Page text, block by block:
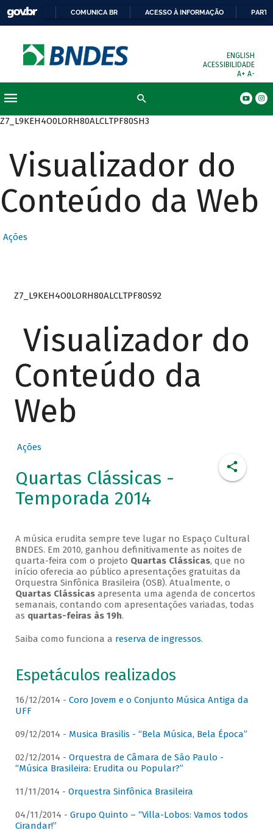
COMUNICA BR ACESSO À INFORMAÇÃO
ENGLISH
ACESSIBILIDADE
A+ A-
Z7_L9KEH4O0LORH80ALCLTPF80SH3
Visualizador do
Conteúdo da Web
Ações
Z7_L9KEH4O0LORH80ALCLTPF80S92
Visualizador do
Conteúdo da
Web
Ações
Quartas Clássicas -
Temporada 2014
A música erudita sempre teve lugar no Espaço Cultural
BNDES. Em 2010, ganhou definitivamente as noites de
quarta-feira com o projeto Quartas Clássicas, que no
início oferecia ao público apresentações gratuitas da
Orquestra Sinfônica Brasileira (OSB). Atualmente, o
Quartas Clássicasapresenta uma agenda de concertos
semanais, contando com apresentações variadas, todas
as quartas-feiras às 19h.
Saiba como funciona a reserva de ingressos.
Espetáculos realizados
16/12/2014 - Coro Jovem e o Conjunto Música Antiga da
UFF
09/12/2014 - Musica Brasilis - “Bela Música, Bela Época”
02/12/2014 - Orquestra de Câmara de São Paulo -
“Música Brasileira: Erudita ou Popular?”
11/11/2014 - Orquestra Sinfônica Brasileira
04/11/2014 - Grupo Quinto – “Villa-Lobos: Vamos todos
Cirandar!”